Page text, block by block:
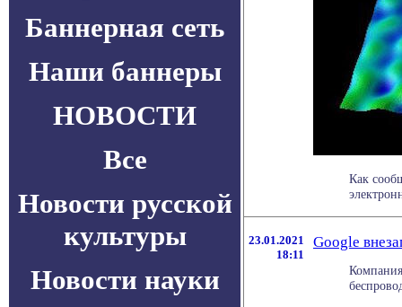
Баннерная сеть
Наши баннеры
НОВОСТИ
Все
Новости русской
культуры
Новости науки
Как
23.01.2021
18:11
Google